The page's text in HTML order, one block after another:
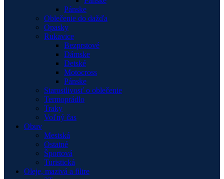
Pánske
Oblečenie do dažďa
Opasky
Rukavice
Bezprstové
Dámske
Detské
Motocross
Pánske
Starostlivosť o oblečenie
Termoprádlo
Traky
Voľný čas
Obuv
Mestská
Ostatné
Športová
Turistická
Oleje, mazivá a filtre